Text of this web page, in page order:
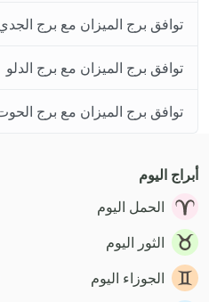
توافق برج الميزان مع برج
توافق برج الميزان مع برج الدلو
توافق برج الميزان مع برج
أبراج اليوم
الحمل اليوم
الثور اليوم
الجوزاء اليوم